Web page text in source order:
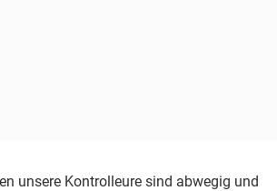
unsere Kontrolleure sind abwegig und